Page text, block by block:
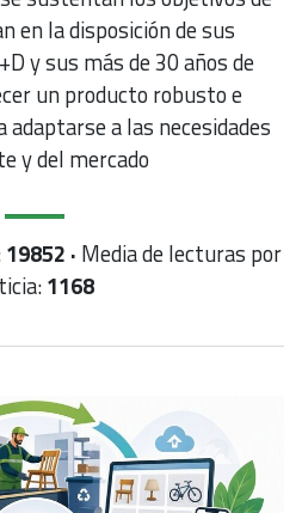
en la disposición de sus
y sus más de 30 años de
un producto robusto e
a las necesidades
y del mercado
19852 · Media de lecturas por
1168